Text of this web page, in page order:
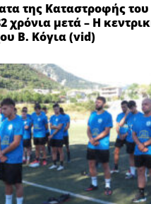
της Καταστροφής του
χρόνια μετά – Η
Β. Κόγια (vid)